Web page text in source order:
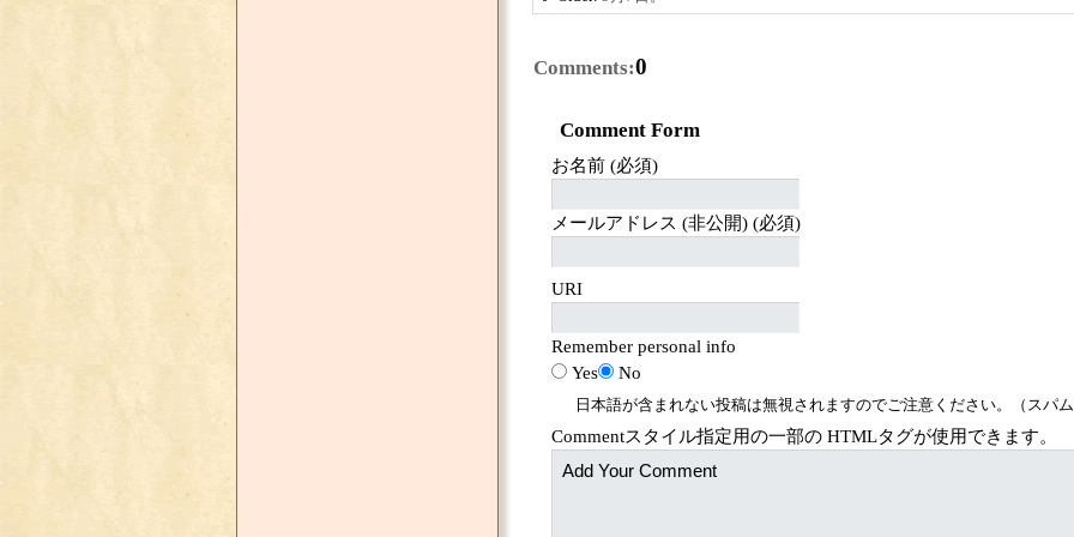
Comments:0
Comment Form
お名前 (必須)
メールアドレス (非公開) (必須)
URI
Remember personal info
Yes
No
日本語が含まれない投稿は無視されますのでご注意ください。（スパ
Commentスタイル指定用の一部の HTMLタグが使用できます。